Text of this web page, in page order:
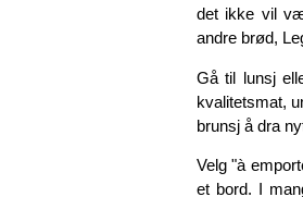
det ikke vil
andre brød,
Gå til lunsj
kvalitetsmat,
brunsj å dra
Velg "à
et bord. I